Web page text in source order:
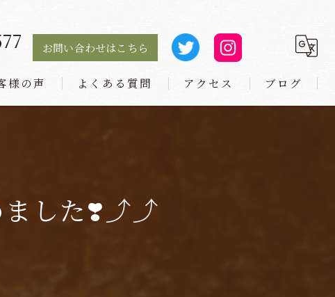
お問い合わせはこちら
様の声 よくある質問 アクセス ブログ
ました❣️⤴︎⤴︎